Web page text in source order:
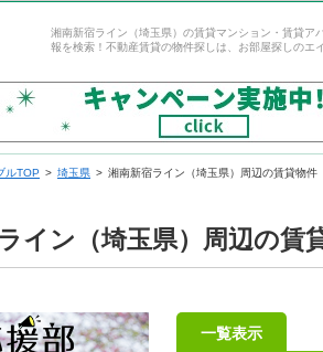
湘南新宿ライン（埼玉県）の賃貸マンション・賃貸ア
報を検索！不動産賃貸の物件探しは、お部屋探しのエ
ルTOP 埼玉県 湘南新宿ライン（埼玉県）周辺の賃貸物件
イン（埼玉県）周辺の賃
一覧表示